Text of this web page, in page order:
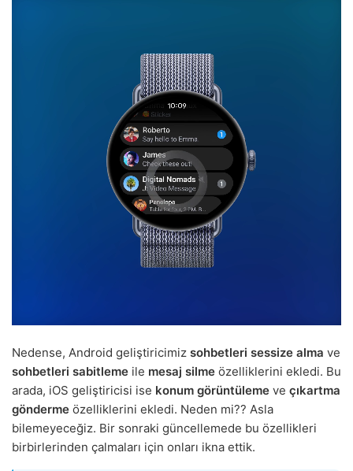
Nedense, Android geliştiricimiz sohbetleri sessize alma ve
sohbetleri sabitleme ile mesaj silme özelliklerini ekledi. Bu
arada, iOS geliştiricisi ise konum görüntüleme ve çıkartma
gönderme özelliklerini ekledi. Neden mi?? Asla
bilemeyeceğiz. Bir sonraki güncellemede bu özellikleri
birbirlerinden çalmaları için onları ikna ettik.